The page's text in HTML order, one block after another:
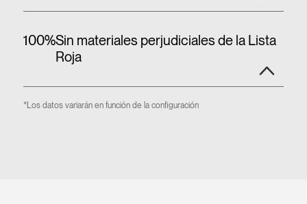
100%Sin materiales perjudiciales de la Lista
Roja
*Los datos variarán en función de la configuración